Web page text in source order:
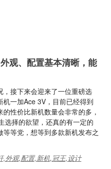
观、配置基本清晰，能
接下来会迎来了一位重磅选
一加Ace 3V，目前已经得到
性价比新机数量会非常的多，
选择的欲望，还真的有一定的
等党，想等到多款新机发布之
,外观,配置,新机,冠王,设计